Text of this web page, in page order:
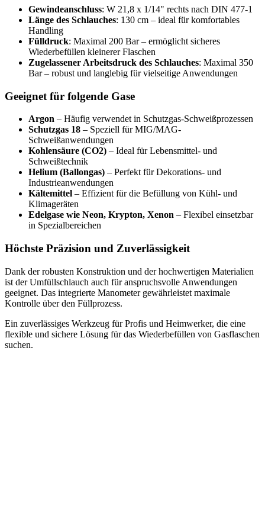
Gewindeanschluss: W 21,8 x 1/14" rechts nach DIN 477-1
Länge des Schlauches: 130 cm – ideal für komfortables
Handling
Fülldruck: Maximal 200 Bar – ermöglicht sicheres
Wiederbefüllen kleinerer Flaschen
Zugelassener Arbeitsdruck des Schlauches: Maximal 350
Bar – robust und langlebig für vielseitige Anwendungen
Geeignet für folgende Gase
Argon – Häufig verwendet in Schutzgas-Schweißprozessen
Schutzgas 18 – Speziell für MIG/MAG-
Schweißanwendungen
Kohlensäure (CO2) – Ideal für Lebensmittel- und
Schweißtechnik
Helium (Ballongas) – Perfekt für Dekorations- und
Industrieanwendungen
Kältemittel – Effizient für die Befüllung von Kühl- und
Klimageräten
Edelgase wie Neon, Krypton, Xenon – Flexibel einsetzbar
in Spezialbereichen
Höchste Präzision und Zuverlässigkeit
Dank der robusten Konstruktion und der hochwertigen Materialien
ist der Umfüllschlauch auch für anspruchsvolle Anwendungen
geeignet. Das integrierte Manometer gewährleistet maximale
Kontrolle über den Füllprozess.
Ein zuverlässiges Werkzeug für Profis und Heimwerker, die eine
flexible und sichere Lösung für das Wiederbefüllen von Gasflaschen
suchen.